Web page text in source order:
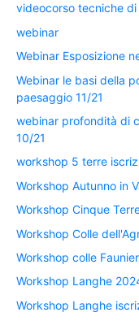
videocorso tecniche
webinar
Webinar Esposizione
Webinar le basi della
paesaggio 11/21
webinar profondità di
10/21
workshop 5 terre
Workshop Autunno in
Workshop Cinque
Workshop Colle
Workshop colle
Workshop Langhe
Workshop Langhe